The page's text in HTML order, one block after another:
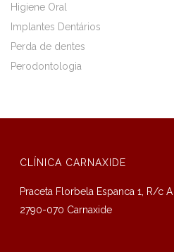
Higiene Oral
Implantes Dentários
Perda de dentes
Perodontologia
CLÍNICA CARNAXIDE
Praceta Florbela Espanca 1, R/c A
2790-070 Carnaxide